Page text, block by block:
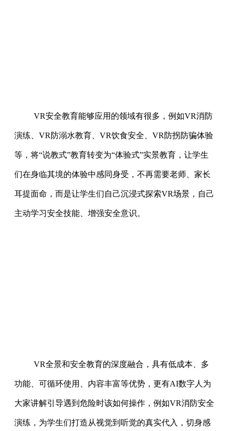
VR安全教育能够应用的领域有很多，例如VR消防
演练、VR防溺水教育、VR饮食安全、VR防拐防骗体验
等，将“说教式”教育转变为“体验式”实景教育，让学生
们在身临其境的体验中感同身受，不再需要老师、家长
耳提面命，而是让学生们自己沉浸式探索VR场景，自己
主动学习安全技能、增强安全意识。
VR全景和安全教育的深度融合，具有低成本、多
功能、可循环使用、内容丰富等优势，更有AI数字人为
大家讲解引导遇到危险时该如何操作，例如VR消防安全
演练，为学生们打造从视觉到听觉的真实代入，切身感